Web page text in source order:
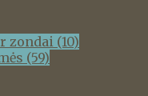
zondai (10)
(59)